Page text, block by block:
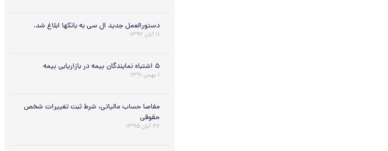
دستورالعمل جدید ال سی به بانکها ابلاغ شد.
۱۱ آبان ۱۳۹۲
۵ اشتباه نمایندگان بیمه در بازاریابی بیمه
۱ بهمن ۱۳۹۱
مفاصا حساب مالیاتی، شرط ثبت تغییرات شخص
حقوقی
۲۶ آبان ۱۳۹۵